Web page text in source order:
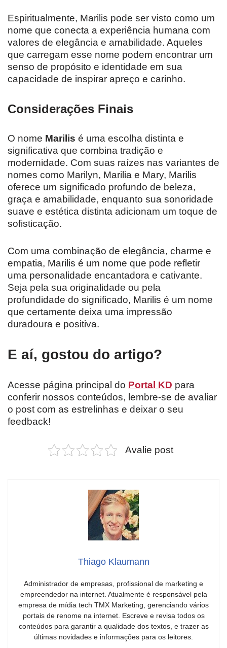
Espiritualmente, Marilis pode ser visto como um
nome que conecta a experiência humana com
valores de elegância e amabilidade. Aqueles
que carregam esse nome podem encontrar um
senso de propósito e identidade em sua
capacidade de inspirar apreço e carinho.
Considerações Finais
O nome Marilis é uma escolha distinta e
significativa que combina tradição e
modernidade. Com suas raízes nas variantes de
nomes como Marilyn, Marilia e Mary, Marilis
oferece um significado profundo de beleza,
graça e amabilidade, enquanto sua sonoridade
suave e estética distinta adicionam um toque de
sofisticação.
Com uma combinação de elegância, charme e
empatia, Marilis é um nome que pode refletir
uma personalidade encantadora e cativante.
Seja pela sua originalidade ou pela
profundidade do significado, Marilis é um nome
que certamente deixa uma impressão
duradoura e positiva.
E aí, gostou do artigo?
Acesse página principal do Portal KD para
conferir nossos conteúdos, lembre-se de avaliar
o post com as estrelinhas e deixar o seu
feedback!
Avalie post
Thiago Klaumann
Administrador de empresas, profissional de marketing e
empreendedor na internet. Atualmente é responsável pela
empresa de mídia tech TMX Marketing, gerenciando vários
portais de renome na internet. Escreve e revisa todos os
conteúdos para garantir a qualidade dos textos, e trazer as
últimas novidades e informações para os leitores.